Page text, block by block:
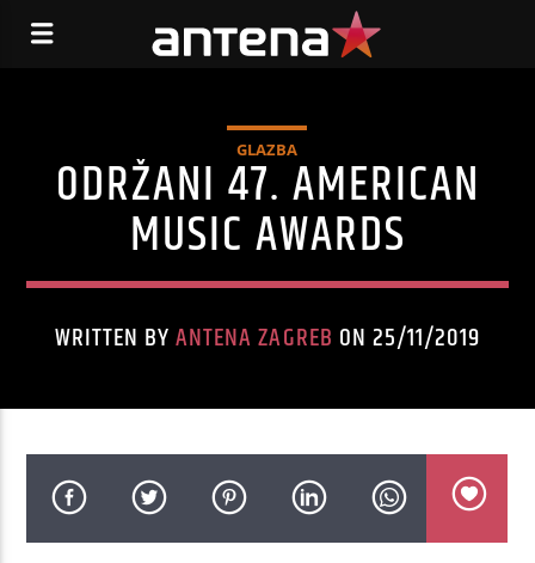
GLAZBA
ODRŽANI 47. AMERICAN
MUSIC AWARDS
WRITTEN BYANTENA ZAGREB ON 25/11/2019